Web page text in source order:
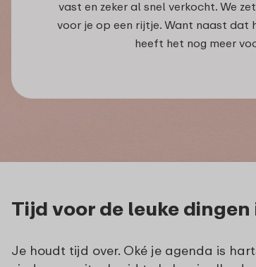
vast en zeker al snel verkocht. We
voor je op een rijtje. Want naast dat
heeft het nog meer
Tijd voor de leuke
Je houdt tijd over. Oké je agenda is